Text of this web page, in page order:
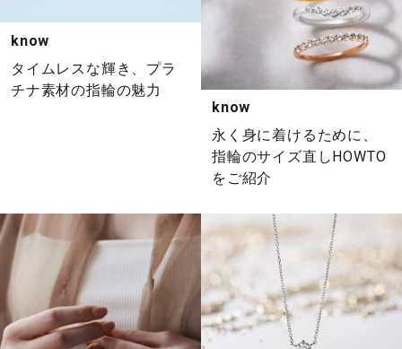
know
タイムレスな輝き、プラ
チナ素材の指輪の魅力
know
永く身に着けるために、
指輪のサイズ直しHOWTO
をご紹介